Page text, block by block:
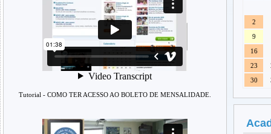
Tutorial - COMO TER ACESSO AO BOLETO DE MENSALIDADE.
2
9
16
23
30